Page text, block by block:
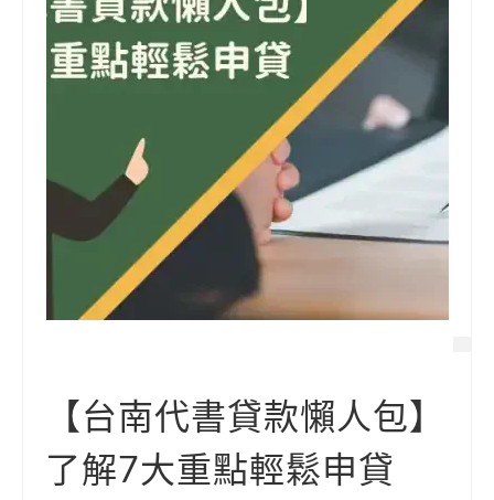
銀行貸款
其他貸款
時事解析
生活理財
房產Q&A
【台南代書貸款懶人包】
了解7大重點輕鬆申貸